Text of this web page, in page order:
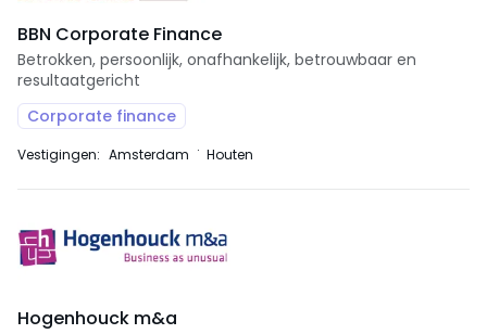
BBN Corporate Finance
Betrokken, persoonlijk, onafhankelijk, betrouwbaar en
resultaatgericht
Corporate finance
Vestigingen: Amsterdam Houten
Hogenhouck m&a